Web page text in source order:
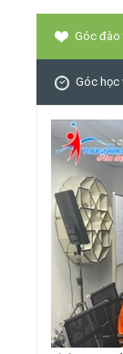
Góc đào
Góc học